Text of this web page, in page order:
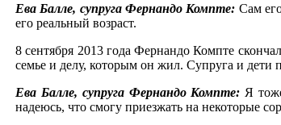
Ева Балле, супруга Фернандо Компте: Сам
его реальный возраст.
8 сентября 2013 года Фернандо Компте
семье и делу, которым он жил. Супруга и
Ева Балле, супруга Фернандо Компте: Я
надеюсь, что смогу приезжать на некоторые